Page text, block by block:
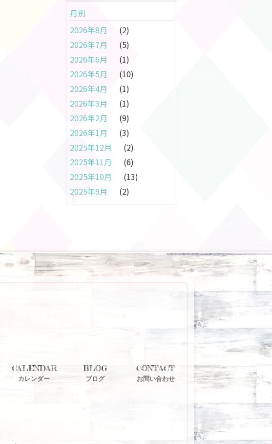
月別
2026年8月
(2)
2026年7月
(5)
2026年6月
(1)
2026年5月
(10)
2026年4月
(1)
2026年3月
(1)
2026年2月
(9)
2026年1月
(3)
2025年12月
(2)
2025年11月
(6)
2025年10月
(13)
2025年9月
(2)
CALENDAR
カレンダー
BLOG
ブログ
CONTACT
お問い合わせ